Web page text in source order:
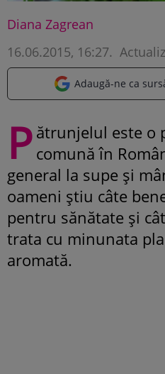
Diana Zagrean
16.06.2015, 16:27.
Adaugă-ne ca
P ătrunjelul este o
comună în
general la supe și
oameni știu câte
pentru sănătate și
trata cu minunata
aromată.